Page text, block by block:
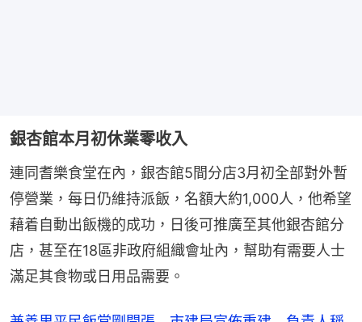
銀杏館本月初休業零收入
連同耆樂食堂在內，銀杏館5間分店3月初全部對外暫
停營業，每日仍維持派飯，名額大約1,000人，他希望
藉着自動出飯機的成功，日後可推廣至其他銀杏館分
店，甚至在18區非政府組織會址內，幫助有需要人士
滿足其食物或日用品需要。